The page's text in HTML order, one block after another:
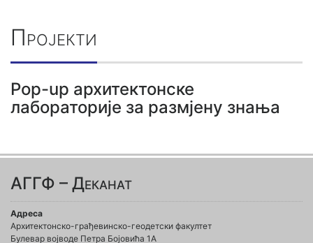
Пројекти
Pop-up архитектонске
лабораторије за размјену знања
АГГФ – Деканат
Адреса
Архитектонско-грађевинско-геодетски факултет
Булевар војводе Петра Бојовића 1A